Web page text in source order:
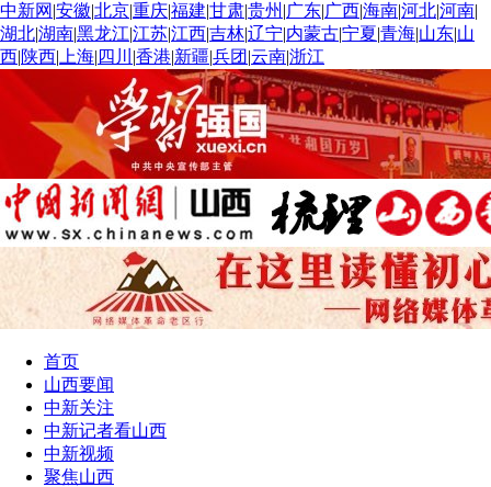
中新网 |安徽|北京|重庆|福建|甘肃|贵州 |广东|广西|海南|河北|河南|
湖北|湖南|黑龙江|江苏|江西|吉林|辽宁|内蒙古|宁夏|青海|山东|山
西|陕西| 上海| 四川 |香港|新疆|兵团 |云南|浙江
首页
山西要闻
中新关注
中新记者看山西
中新视频
聚焦山西